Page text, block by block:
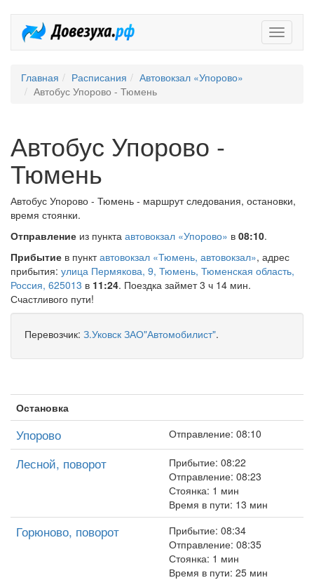
Главная Расписания
Автовокзал «Упорово»
Автобус Упорово - Тюмень
Автобус Упорово -
Тюмень
Автобус Упорово - Тюмень - маршрут следования, остановки,
время стоянки.
Отправление из пункта автовокзал «Упорово» в 08:10.
Прибытие в пунктавтовокзал «Тюмень, автовокзал», адрес
прибытия: улица Пермякова, 9, Тюмень, Тюменская область,
Россия, 625013 в 11:24. Поездка займет 3 ч 14 мин.
Счастливого пути!
Перевозчик: З.Уковск ЗАО"Автомобилист".
Остановка
Упорово Отправление: 08:10
Лесной, поворот
Прибытие: 08:22
Отправление: 08:23
Стоянка: 1 мин
Время в пути: 13 мин
Горюново, поворот
Прибытие: 08:34
Отправление: 08:35
Стоянка: 1 мин
Время в пути: 25 мин